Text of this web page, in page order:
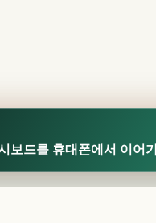
보드를 휴대폰에서 이어